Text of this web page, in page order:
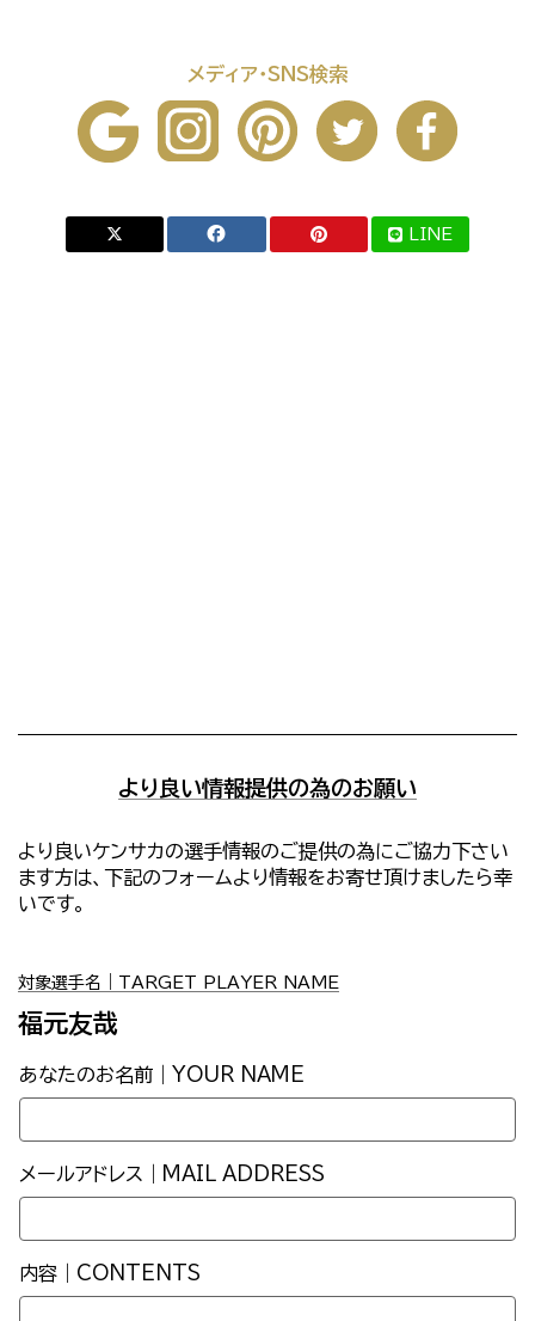
メディア・SNS検索
LINE
より良い情報提供の為のお願い
より良いケンサカの選手情報のご提供の為にご協力下さい
ます方は、下記のフォームより情報をお寄せ頂けましたら幸
いです。
対象選手名｜TARGET PLAYER NAME
福元友哉
あなたのお名前｜YOUR NAME
メールアドレス｜MAIL ADDRESS
内容｜CONTENTS